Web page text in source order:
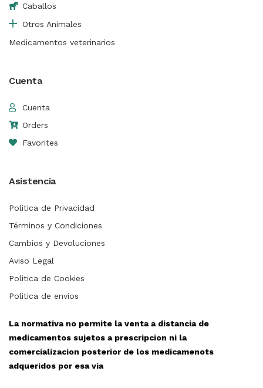
Caballos
Otros Animales
Medicamentos veterinarios
Cuenta
Cuenta
Orders
Favorites
Asistencia
Politica de Privacidad
Términos y Condiciones
Cambios y Devoluciones
Aviso Legal
Politica de Cookies
Politica de envios
La normativa no permite la venta a distancia de
medicamentos sujetos a prescripcion ni la
comercializacion posterior de los medicamenots
adqueridos por esa via